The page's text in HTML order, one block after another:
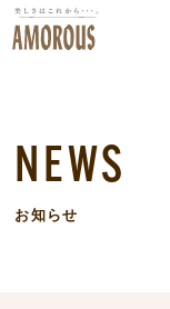
NEWS
お知らせ